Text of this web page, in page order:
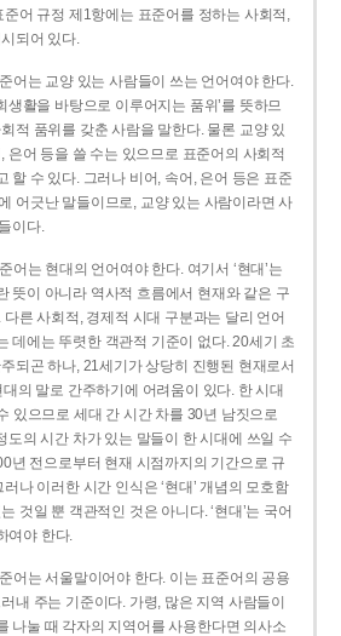
어 규정 제1항에는 표준어를 정하는 사회적,
되어 있다.
어는 교양 있는 사람들이 쓰는 언어여야 한다.
생활을 바탕으로 이루어지는 품위’를 뜻하므
적 품위를 갖춘 사람을 말한다. 물론 교양 있
은어 등을 쓸 수는 있으므로 표준어의 사회적
할 수 있다. 그러나 비어, 속어, 은어 등은 표준
어긋난 말들이므로, 교양 있는 사람이라면 사
이다.
어는 현대의 언어여야 한다. 여기서 ‘현대’는
뜻이 아니라 역사적 흐름에서 현재와 같은 구
른 사회적, 경제적 시대 구분과는 달리 언어
데에는 뚜렷한 객관적 기준이 없다. 20세기 초
되곤 하나, 21세기가 상당히 진행된 현재로서
의 말로 간주하기에 어려움이 있다. 한 시대
있으므로 세대 간 시간 차를 30년 남짓으로
도의 시간 차가 있는 말들이 한 시대에 쓰일 수
년 전으로부터 현재 시점까지의 기간으로 규
나 이러한 시간 인식은 ‘현대’ 개념의 모호함
것일 뿐 객관적인 것은 아니다. ‘현대’는 국어
여야 한다.
어는 서울말이어야 한다. 이는 표준어의 공용
내 주는 기준이다. 가령, 많은 지역 사람들이
나눌 때 각자의 지역어를 사용한다면 의사소